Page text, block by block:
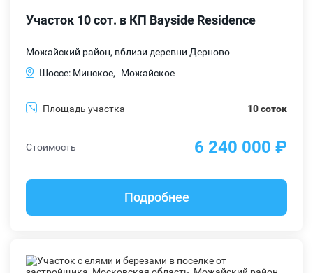
Участок 10 сот. в КП Bayside Residence
Можайский район, вблизи деревни Дерново
Шоссе: Минское,
Можайское
Площадь участка 10 соток
Стоимость 6 240 000 ₽
Подробнее